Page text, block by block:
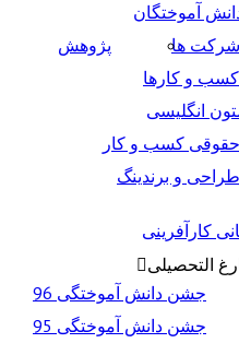
آموختگان
ها
پژوهش
کسب و کارها
انگلیسی
کسب و کار
و برندینگ
کارآفرینی
التحصیلی
جشن دانش آموختگی 96
جشن دانش آموختگی 95